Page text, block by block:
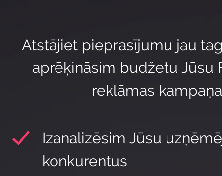
Atstājiet pieprasījumu jau
aprēķināsim budžetu Jūsu
reklāmas
Izanalizēsim Jūsu
konkurentus